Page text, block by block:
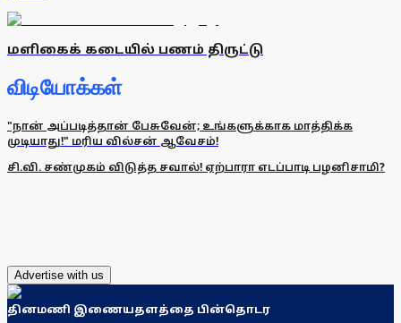
மளிகைக் கடையில் பணம் திருட்டு
விடியோக்கள்
"நான் அப்படித்தான் பேசுவேன்; உங்களுக்காக மாத்திக்க
முடியாது!" மரிய வில்சன் ஆவேசம்!
சி.வி. சண்முகம் விடுத்த சவால்! ஏற்பாரா எடப்பாடி பழனிசாமி?
Advertise with us
தினமணி இணையதளத்தை பின்தொடர